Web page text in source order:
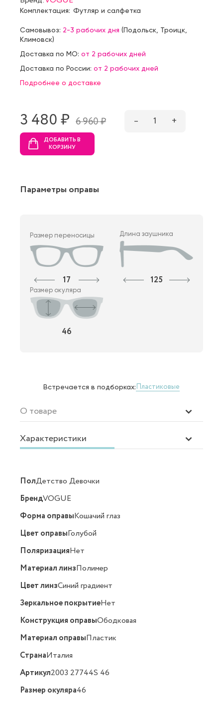
Комплектация: Футляр и салфетка
Самовывоз: 2-3 рабочих дня (Подольск Троицк
Климовск)
Доставка по МО: от 2 рабочих дней
Доставка по России: от 2 рабочих дней
Подробнее о доставке
3 480 ₷ 6 960 ₷ – 1 +
ДОБАВИТЬ В
КОРЗИНУ
Параметры оправы
Размер переносицы
17
Длина заушника
125
Размер окуляра
46
Встречается в подборках:Пластиковые
О товаре
Характеристики
ПолДетство Девочки
БрендVOGUE
Форма оправыКошачий глаз
Цвет оправыГолубой
ПоляризацияНет
Материал линзПолимер
Цвет линзСиний градиент
Зеркальное покрытиеНет
Конструкция оправыОбодковая
Материал оправыПластик
СтранаИталия
Артикул2003 27744S 46
Размер окуляра46